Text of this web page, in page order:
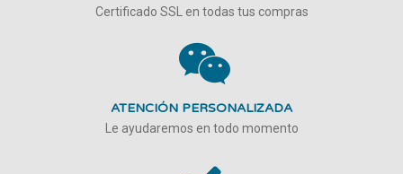
Certificado SSL en todas tus compras
ATENCIÓN PERSONALIZADA
Le ayudaremos en todo momento